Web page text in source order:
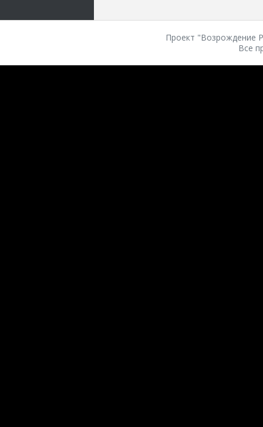
Проект "Возрождение
Все